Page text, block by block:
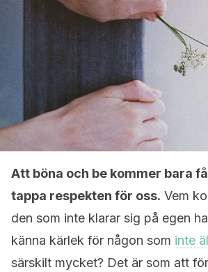
Att böna och be kommer bara
tappa respekten för oss. Vem
den som inte klarar sig på egen
känna kärlek för någon som inte
särskilt mycket? Det är som att